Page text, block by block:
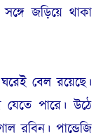
জড়িয়ে থাকা
বেল রয়েছে।
পারে। উঠে
রবিন। পান্ডেজি